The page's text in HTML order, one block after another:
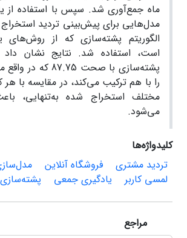
ماه جمع‌آوری شد. سپس با استفاده از
مدل‌هایی برای پیش‌بینی تردید استخراج
الگوریتم پشته‌سازی که از روش‌های
است، استفاده شد. نتایج نشان داد
پشته‌سازی با صحت
را با هم ترکیب می‌کند، در مقایسه با
مختلف استخراج شده به‌تنهایی،
می‌شود.
کلیدواژه‌ها
تردید مشتری
فروشگاه آنلاین
لمسی کاربر
یادگیری جمعی پشته‌سازی
مراجع